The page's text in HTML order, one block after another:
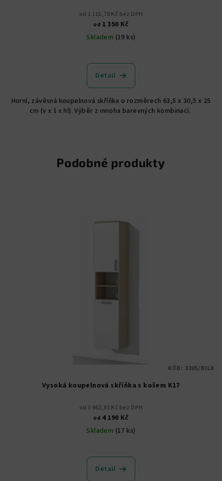
od 1 115,70 Kč bez DPH
od 1 350 Kč
Skladem (19 ks)
Detail
Horní, závěsná koupelnová skříňka o rozměrech 63,5 x 30,5 x 25
cm (v x š x hl). Výběr z mnoha barevných kombinací.
Podobné produkty
Vysoká koupelnová skříňka s košem K17
od 3 462,81 Kč bez DPH
od 4 190 Kč
Skladem (17 ks)
hodnocení
produktu
Detail
KÓD: 3205/BIL8